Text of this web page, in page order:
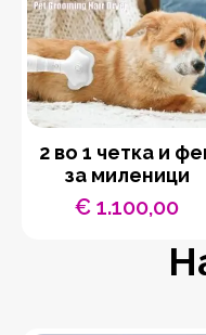
2 во 1 четка и
за миленици
€ 1.100,00